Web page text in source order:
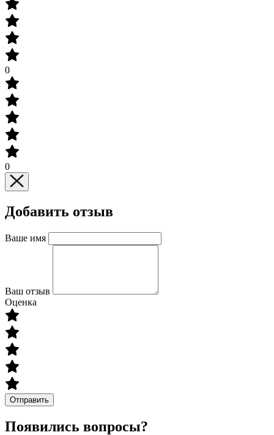
0
0
Добавить отзыв
Ваше имя
Ваш отзыв
Оценка
Отправить
Появились вопросы?